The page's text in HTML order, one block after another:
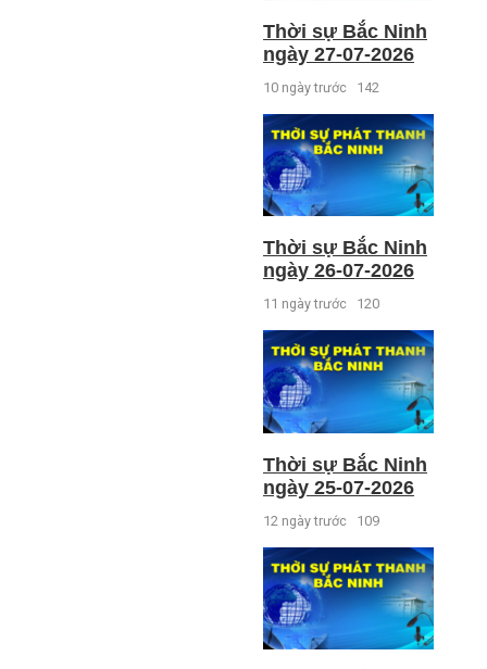
Thời sự Bắc Ninh
ngày 27-07-2026
10 ngày trước 142
Thời sự Bắc Ninh
ngày 26-07-2026
11 ngày trước 120
Thời sự Bắc Ninh
ngày 25-07-2026
12 ngày trước 109